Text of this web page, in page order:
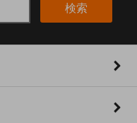
検索